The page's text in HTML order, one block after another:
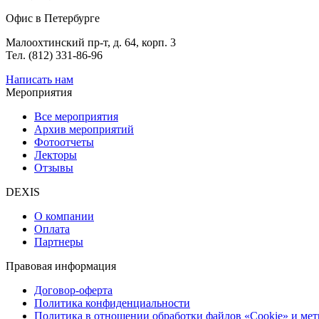
Офис в Петербурге
Малоохтинский пр-т, д. 64, корп. 3
Тел. (812) 331-86-96
Написать нам
Мероприятия
Все мероприятия
Архив мероприятий
Фотоотчеты
Лекторы
Отзывы
DEXIS
О компании
Оплата
Партнеры
Правовая информация
Договор-оферта
Политика конфиденциальности
Политика в отношении обработки файлов «Cookie» и